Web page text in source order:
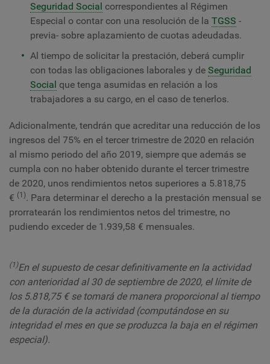
Seguridad Social correspondientes al Régimen
Especial o contar con una resolución de la TGSS -
previa- sobre aplazamiento de cuotas adeudadas.
Al tiempo de solicitar la prestación, deberá cumplir
con todas las obligaciones laborales y de Seguridad
Social que tenga asumidas en relación a los
trabajadores a su cargo, en el caso de tenerlos.
Adicionalmente, tendrán que acreditar una reducción de los
ingresos del 75% en el tercer trimestre de 2020 en relación
al mismo periodo del año 2019, siempre que además se
cumpla con no haber obtenido durante el tercer trimestre
de 2020, unos rendimientos netos superiores a 5.818,75
€ (1). Para determinar el derecho a la prestación mensual se
prorratearán los rendimientos netos del trimestre, no
pudiendo exceder de 1.939,58 € mensuales.
(1)En el supuesto de cesar definitivamente en la actividad
con anterioridad al 30 de septiembre de 2020, el límite de
los 5.818,75 € se tomará de manera proporcional al tiempo
de la duración de la actividad (computándose en su
integridad el mes en que se produzca la baja en el régimen
especial).